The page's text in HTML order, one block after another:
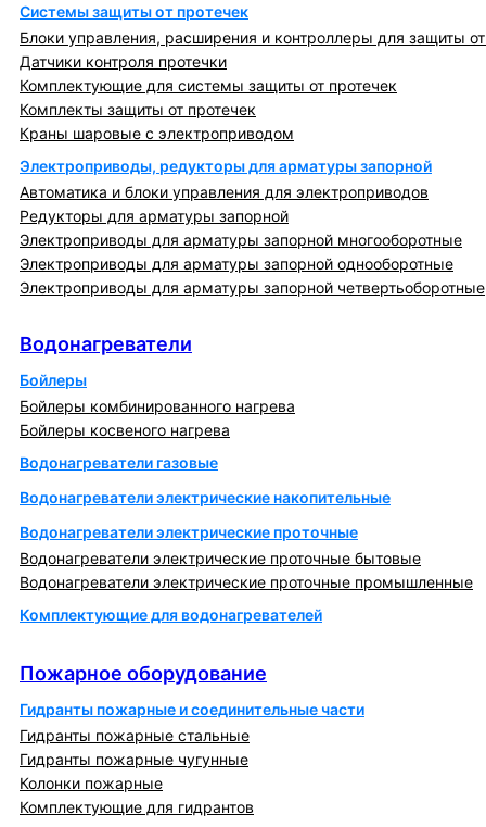
Системы защиты от протечек
Блоки управления, расширения и контроллеры для защиты
Датчики контроля протечки
Комплектующие для системы защиты от протечек
Комплекты защиты от протечек
Краны шаровые с электроприводом
Электроприводы, редукторы для арматуры запорной
Автоматика и блоки управления для электроприводов
Редукторы для арматуры запорной
Электроприводы для арматуры запорной многооборотные
Электроприводы для арматуры запорной однооборотные
Электроприводы для арматуры запорной четвертьоборотные
Водонагреватели
Бойлеры
Бойлеры комбинированного нагрева
Бойлеры косвеного нагрева
Водонагреватели газовые
Водонагреватели электрические накопительные
Водонагреватели электрические проточные
Водонагреватели электрические проточные бытовые
Водонагреватели электрические проточные промышленные
Комплектующие для водонагревателей
Пожарное оборудование
Гидранты пожарные и соединительные части
Гидранты пожарные стальные
Гидранты пожарные чугунные
Колонки пожарные
Комплектующие для гидрантов